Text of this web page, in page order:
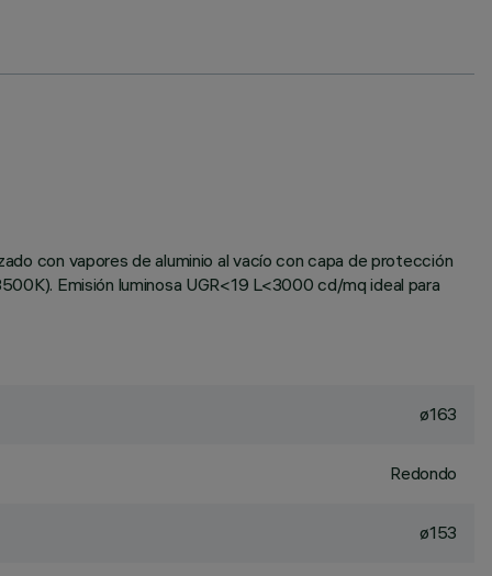
con vapores de aluminio al vacío con capa de protección
Emisión luminosa UGR<19 L<3000 cd/mq ideal para
ø163
Redondo
ø153